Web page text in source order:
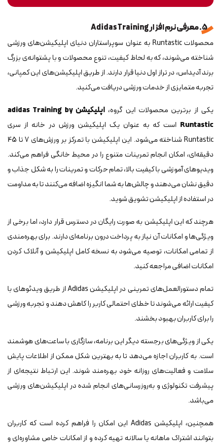
5. معرفی نرم افزار Adidas Training
محصولات Runtastic به عنوان سوپراستاران دنیای اپلیکیشن‌های ورزشی
شناخته می‌شوند، که به لحاظ کیفیت، تنوع محصولات و با پشتوانه‌ی بزرگ
برند آدیداس، در تراز اول دنیا قرار دارند. از طریق اپلیکیشن‌های این کمپانی،
تجربه متمایزی از خدمات ورزشی دریافت می‌کنید.
یکی از برترین محصولات این گروه،
اپلیکیشن adidas Training by
Runtastic است که به عنوان یک اپلیکیشن ورزش در خانه از سری
Runtastic شناخته می‌شود. این اپلیکیشن با تمرکز بر ورزش‌های 7 تا 45
دقیقه‌ای، امکان انجام تمرینات متنوع را در محیط خانگی فراهم می‌کند.
ویدیوهای آموزشی با کیفیت بالا، تمام حرکات و تمرینات را به شکل جذاب و
دقیق نشان می‌دهند و چالش‌ها به شما انگیزه اضافه می‌کنند تا به مداومت
در استفاده از اپلیکیشن تشویق شوید.
هرچند که این اپلیکیشن به صورت رایگان در دسترس قرار دارد، اما برخی از
ویژگی‌ها و امکانات آن نیاز به پرداخت درون برنامه‌ای دارند. برای بهره‌مندی
از تمامی امکانات، توصیه می‌شود به نسخه کامل اپلیکیشن و آنلاک کردن
امکانات اضافی مراجعه کنید.
تمام دستورالعمل‌های تمرینی در اپلیکیشن Adidas از طریق ویدئوهای با
کیفیت ارائه می‌شوند تا خطای احتمالی کاربر را کاهش دهند و تجربه ورزشی
را برای کاربران بهبود بخشند.
یکی از ویژگی‌های برجسته دیگر این برنامه، سازگاری با ساعت‌های هوشمند
است. به کاربران اجازه می‌دهد تا به بهترین شکل ممکن از اطلاعات پایش
سلامت و فعالیت‌های روزانه خود بهره‌مند شوند. این ارتباط نتیجه‌ای از
پیشرفت تکنولوژی و به‌روزرسانی‌های انجام شده در اپلیکیشن‌های ورزشی
می‌باشد.
همچنین، اپلیکیشن Adidas این امکان را فراهم کرده است که کاربران
بتوانند اشتراک ماهانه یا سالانه تهیه کرده و از امکانات خاص مشاوره‌ای و